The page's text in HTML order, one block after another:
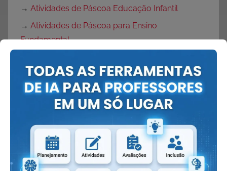
→ Atividades de Páscoa Educação Infantil
→ Atividades de Páscoa para Ensino
Fundamental
→Atividades de Produção de Texto para Páscoa
→Atividades de Interpretação de Texto Páscoa
Desenhos de Ovelhas
Desenho de coruja
Desenho de coelho
→Rotina semanal para Páscoa